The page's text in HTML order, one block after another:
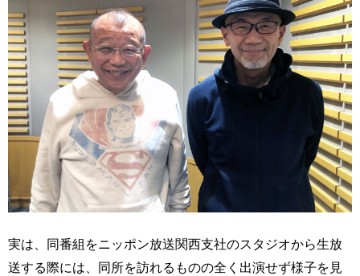
実は、同番組をニッポン放送関西支社のスタジオから生放
送する際には、同所を訪れるものの全く出演せず様子を見